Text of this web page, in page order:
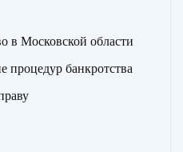
в Московской области
процедур банкротства